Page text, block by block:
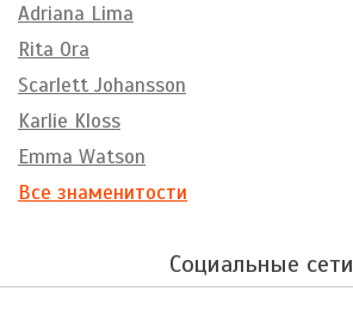
Adriana Lima
Rita Ora
Scarlett Johansson
Karlie Kloss
Emma Watson
Все знаменитости
Социальные сети